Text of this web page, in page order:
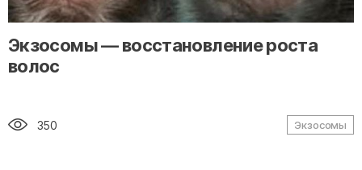
" alt="loading" class="img-responsive"/>
Экзосомы — восстановление роста
волос
350 Экзосомы